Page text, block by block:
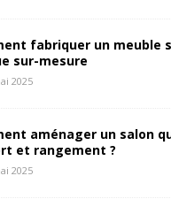
fabriquer un meuble
sur-mesure
2025
aménager un salon
et rangement ?
2025